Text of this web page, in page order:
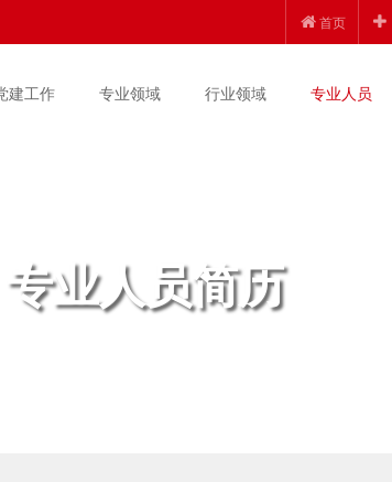
首页
建工作 专业领域 行业领域 专业人员
专业人员简历